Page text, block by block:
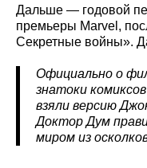
Дальше — годовой
премьеры Marvel,
Секретные войны».
Официально о
знатоки
взяли версию
Доктор Дум
миром из